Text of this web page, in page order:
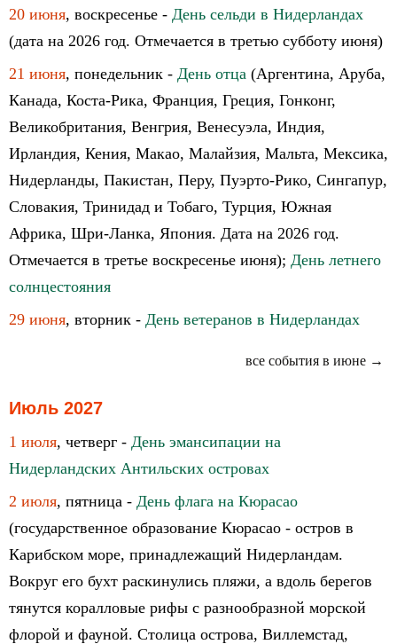
20 июня, воскресенье - День сельди в Нидерландах
(дата на 2026 год. Отмечается в третью субботу июня)
21 июня, понедельник - День отца (Аргентина, Аруба,
Канада, Коста-Рика, Франция, Греция, Гонконг,
Великобритания, Венгрия, Венесуэла, Индия,
Ирландия, Кения, Макао, Малайзия, Мальта, Мексика,
Нидерланды, Пакистан, Перу, Пуэрто-Рико, Сингапур,
Словакия, Тринидад и Тобаго, Турция, Южная
Африка, Шри-Ланка, Япония. Дата на 2026 год.
Отмечается в третье воскресенье июня); День летнего
солнцестояния
29 июня, вторник - День ветеранов в Нидерландах
все события в июне →
Июль 2027
1 июля, четверг - День эмансипации на
Нидерландских Антильских островах
2 июля, пятница - День флага на Кюрасао
(государственное образование Кюрасао - остров в
Карибском море, принадлежащий Нидерландам.
Вокруг его бухт раскинулись пляжи, а вдоль берегов
тянутся коралловые рифы с разнообразной морской
флорой и фауной. Столица острова, Виллемстад,